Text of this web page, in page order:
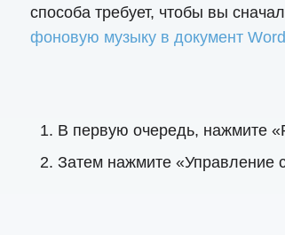
способа требует, чтобы вы
фоновую музыку в документ Word
В первую очередь, нажмите
Затем нажмите «Управление